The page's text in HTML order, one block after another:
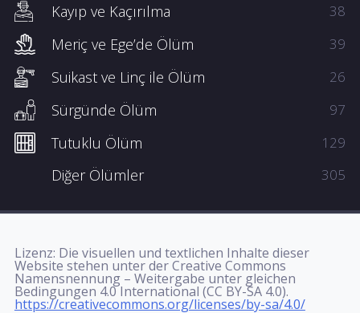
Kayıp ve Kaçırılma 38
Meriç ve Ege’de Ölüm 39
Suikast ve Linç ile Ölüm 26
Sürgünde Ölüm 97
Tutuklu Ölüm 129
Diğer Ölümler 305
Lizenz: Die visuellen und textlichen Inhalte dieser
Website stehen unter der Creative Commons
Namensnennung – Weitergabe unter gleichen
Bedingungen 4.0 International (CC BY-SA 4.0).
https://creativecommons.org/licenses/by-sa/4.0/